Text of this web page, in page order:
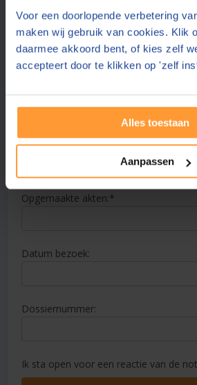
Voor een doorlopende verbetering
maken wij gebruik van cookies. Klik
daarmee akkoord bent, of kies zelf
accepteert door te klikken op 'zelf
Alles toestaan
Aanpassen
Naam:
E-mailadres:
Opgemaakte akten:
Datum bezoek:
Dossiernummer:
Ik sta open voor een reactie van de